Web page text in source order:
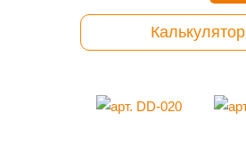
Калькулятор